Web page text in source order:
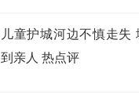
儿童护城河边不慎走失
到亲人 热点评